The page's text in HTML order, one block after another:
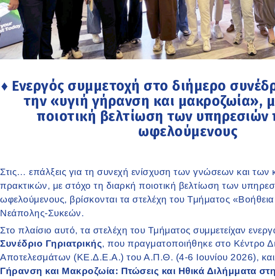
♦ Ενεργός συμμετοχή στο διήμερο
την «υγιή γήρανση και μακροζωία»,
ποιοτική βελτίωση των υπηρεσιών
ωφελούμενους
Στις… επάλξεις για τη συνεχή ενίσχυση των γνώσεων και των
πρακτικών, με στόχο τη διαρκή ποιοτική βελτίωση των
ωφελούμενους, βρίσκονται τα στελέχη του Τμήματος
Νεάπολης-Συκεών.
Στο πλαίσιο αυτό, τα στελέχη του Τμήματος συμμετείχαν
Συνέδριο Γηριατρικής, που πραγματοποιήθηκε στο Κέντρο
Αποτελεσμάτων (ΚΕ.Δ.Ε.Α.) του Α.Π.Θ. (4-6 Ιουνίου 2026),
Γήρανση και Μακροζωία: Πτώσεις και Ηθικά Διλήμματα